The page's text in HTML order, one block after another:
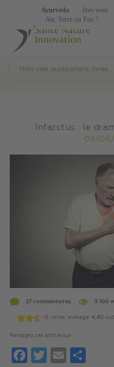
Infarctus : le
08/06/
27 commentaires 9 108
(5 votes, average: 4,40
Partagez cet article sur :
FacebookTwitterEmail
Air, Terre ou Feu ?
Ayurvéda : êtes-vous